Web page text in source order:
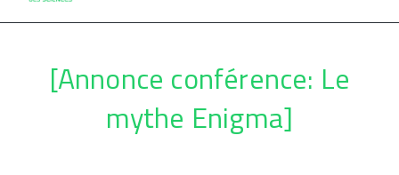
[Annonce conférence: Le
mythe Enigma]